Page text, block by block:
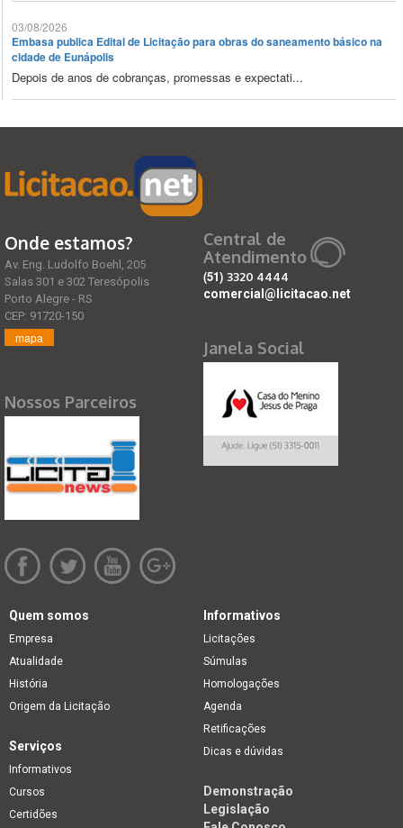
03/08/2026
Embasa publica Edital de Licitação para obras do saneamento básico na
cidade de Eunápolis
Depois de anos de cobranças, promessas e expectati...
Onde estamos?
Av. Eng. Ludolfo Boehl, 205
Salas 301 e 302 Teresópolis
Porto Alegre - RS
CEP: 91720-150
mapa
Nossos Parceiros
Central de
Atendimento
(51) 3320 4444
comercial@licitacao.net
Janela Social
Quem somos
Empresa
Atualidade
História
Origem da Licitação
Informativos
Licitações
Súmulas
Homologações
Agenda
Retificações
Dicas e dúvidas
Serviços
Informativos
Cursos
Certidões
Demonstração
Legislação